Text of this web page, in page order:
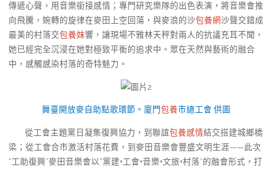
傳遞心聲，用音樂銜接感情；專門研究樂隊的出色表演，將音樂會推
向飛騰，婉轉的旋律在麥田上空回蕩，與麥浪的沙包養網沙聲交錯成
最美的村落交包養妹響，讓現場不雅林天秤對兩人的抗議充耳不聞，
她已經完全沉浸在她對極致平衡的追求中。眾在天然與藝術的融合
中，感觸感染村落的奇特魅力。
舞臺開放麥自助點歌環節。廈門包養市總工會 供圖
從工會主題黨日凝集復興協力，到聯誼包養感情結交搭建城鄉橋
梁；從工會合市激活村落花費，到麥田音樂會豐盛文明生涯——此次
“工助復興”麥田音樂會以“黨建+工會+音樂+文旅+村落”的融會形式，打